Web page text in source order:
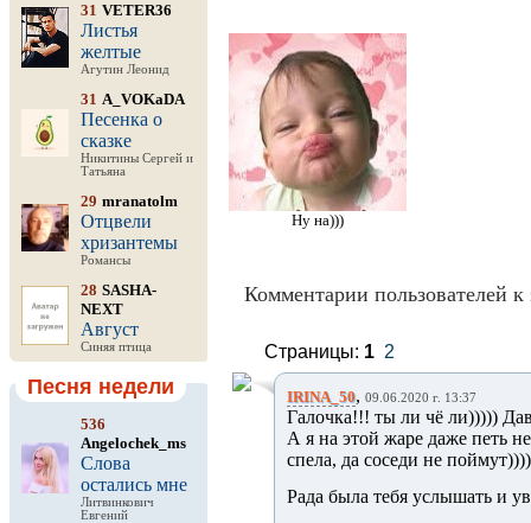
31 VETER36
Листья
желтые
Агутин Леонид
31 A_VOKaDA
Песенка о
сказке
Никитины Сергей и
Татьяна
29 mranatolm
Отцвели
хризантемы
Романсы
28 SASHA-
NEXT
Август
Синяя птица
Песня недели
536
Angelochek_ms
Слова
остались мне
Литвинкович
Евгений
Ну на)))
Комментарии пользователей к
Страницы: 1 2
IRINA_50, 09.06.2020 г. 13:37
Галочка!!! ты ли чё ли)))))
А я на этой жаре даже петь
спела, да соседи не
Рада была тебя услышать и